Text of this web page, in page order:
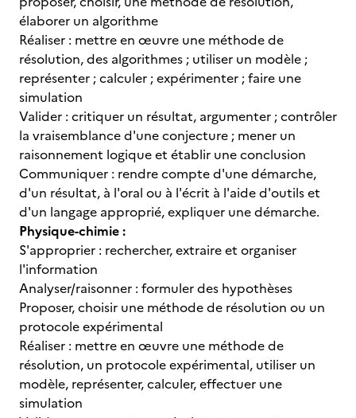
élaborer un algorithme
Réaliser : mettre en œuvre une méthode de
résolution, des algorithmes ; utiliser un modèle ;
représenter ; calculer ; expérimenter ; faire une
simulation
Valider : critiquer un résultat, argumenter ; contrôler
la vraisemblance d'une conjecture ; mener un
raisonnement logique et établir une conclusion
Communiquer : rendre compte d'une démarche,
d'un résultat, à l'oral ou à l'écrit à l'aide d'outils et
d'un langage approprié, expliquer une démarche.
Physique-chimie :
S'approprier : rechercher, extraire et organiser
l'information
Analyser/raisonner : formuler des hypothèses
Proposer, choisir une méthode de résolution ou un
protocole expérimental
Réaliser : mettre en œuvre une méthode de
résolution, un protocole expérimental, utiliser un
modèle, représenter, calculer, effectuer une
simulation